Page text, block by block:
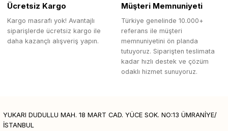
Ücretsiz Kargo
Kargo masrafı yok! Avantajlı
siparişlerde ücretsiz kargo ile
daha kazançlı alışveriş yapın.
Müşteri Memnuniyeti
Türkiye genelinde 10.000+
referans ile müşteri
memnuniyetini ön planda
tutuyoruz. Siparişten teslimata
kadar hızlı destek ve çözüm
odaklı hizmet sunuyoruz.
YUKARI DUDULLU MAH. 18 MART CAD. YÜCE SOK. NO:13 ÜMRANİYE/
İSTANBUL